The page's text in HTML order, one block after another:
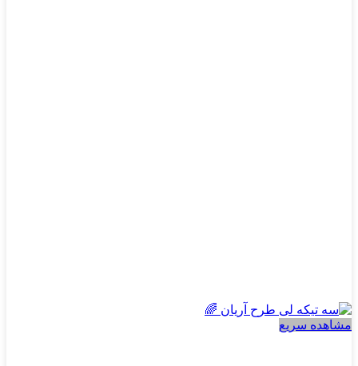
مشاهده سریع